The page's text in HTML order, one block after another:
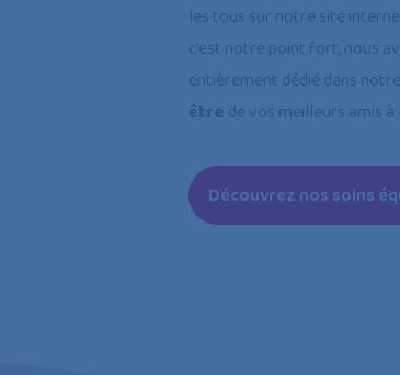
les tous sur notre site
c’est notre point fort, nous
entièrement dédié dans
être de vos meilleurs amis
Découvrez nos soins